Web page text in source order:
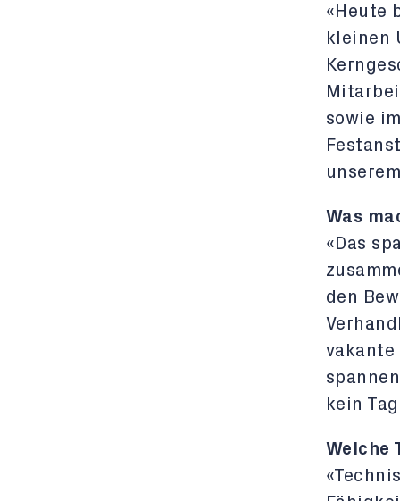
«Heute
kleinen
sowie
Was
«Das
den
vakante
kein
Welche